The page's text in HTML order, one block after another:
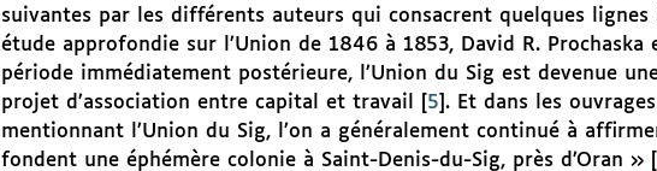
suivantes par les différents auteurs qui consacrent quelques lignes
étude approfondie sur l’Union de 1846 à 1853, David R. Prochaska
période immédiatement postérieure, l’Union du Sig est devenue
projet d’association entre capital et travail
5 . Et dans les
mentionnant l’Union du Sig, l’on a généralement continué à
fondent une éphémère colonie à Saint-Denis-du-Sig, près d’Oran »[